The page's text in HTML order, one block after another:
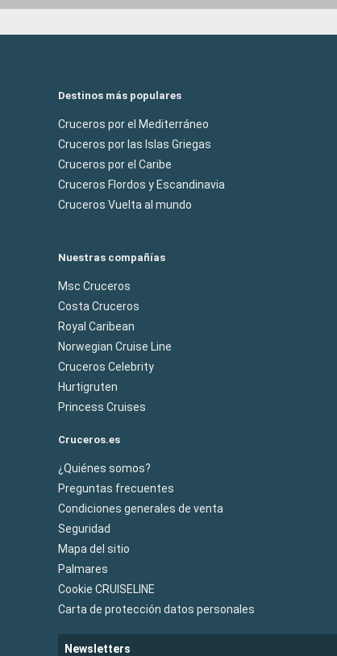
Destinos más populares
Cruceros por el Mediterráneo
Cruceros por las Islas Griegas
Cruceros por el Caribe
Cruceros Flordos y Escandinavia
Cruceros Vuelta al mundo
Nuestras compañías
Msc Cruceros
Costa Cruceros
Royal Caribean
Norwegian Cruise Line
Cruceros Celebrity
Hurtigruten
Princess Cruises
Cruceros.es
¿Quiénes somos?
Preguntas frecuentes
Condiciones generales de venta
Seguridad
Mapa del sitio
Palmares
Cookie CRUISELINE
Carta de protección datos personales
Newsletters